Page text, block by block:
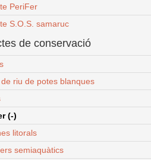
PeriFer
S.O.S. samaruc
de conservació
riu de potes blanques
(-)
litorals
semiaquàtics